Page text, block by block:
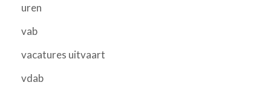
uren
vab
vacatures uitvaart
vdab